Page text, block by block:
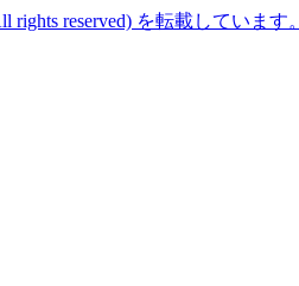
rights reserved) を転載しています。